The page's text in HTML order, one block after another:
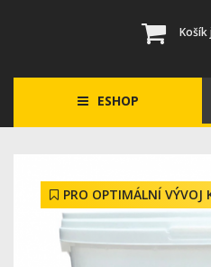
Košík
ESHOP
PRO OPTIMÁLNÍ VÝVOJ